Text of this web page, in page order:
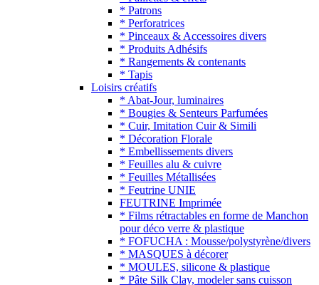
* Patrons
* Perforatrices
* Pinceaux & Accessoires divers
* Produits Adhésifs
* Rangements & contenants
* Tapis
Loisirs créatifs
* Abat-Jour, luminaires
* Bougies & Senteurs Parfumées
* Cuir, Imitation Cuir & Simili
* Décoration Florale
* Embellissements divers
* Feuilles alu & cuivre
* Feuilles Métallisées
* Feutrine UNIE
FEUTRINE Imprimée
* Films rétractables en forme de Manchon
pour déco verre & plastique
* FOFUCHA : Mousse/polystyrène/divers
* MASQUES à décorer
* MOULES, silicone & plastique
* Pâte Silk Clay, modeler sans cuisson